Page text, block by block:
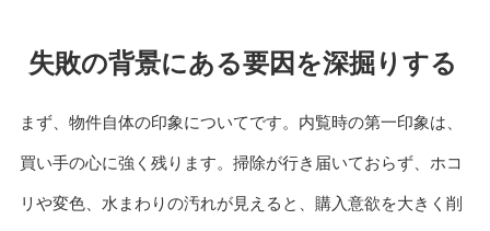
失敗の背景にある要因を深掘りする
まず、物件自体の印象についてです。内覧時の第一印象は、
買い手の心に強く残ります。掃除が行き届いておらず、ホコ
リや変色、水まわりの汚れが見えると、購入意欲を大きく削